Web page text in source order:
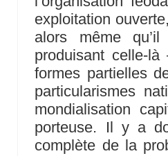
exploitation
alors même
produisant celle-
formes partielles
particularismes
mondialisation
porteuse. Il y a
complète de la